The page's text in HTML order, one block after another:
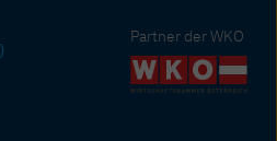
Partner der WKO